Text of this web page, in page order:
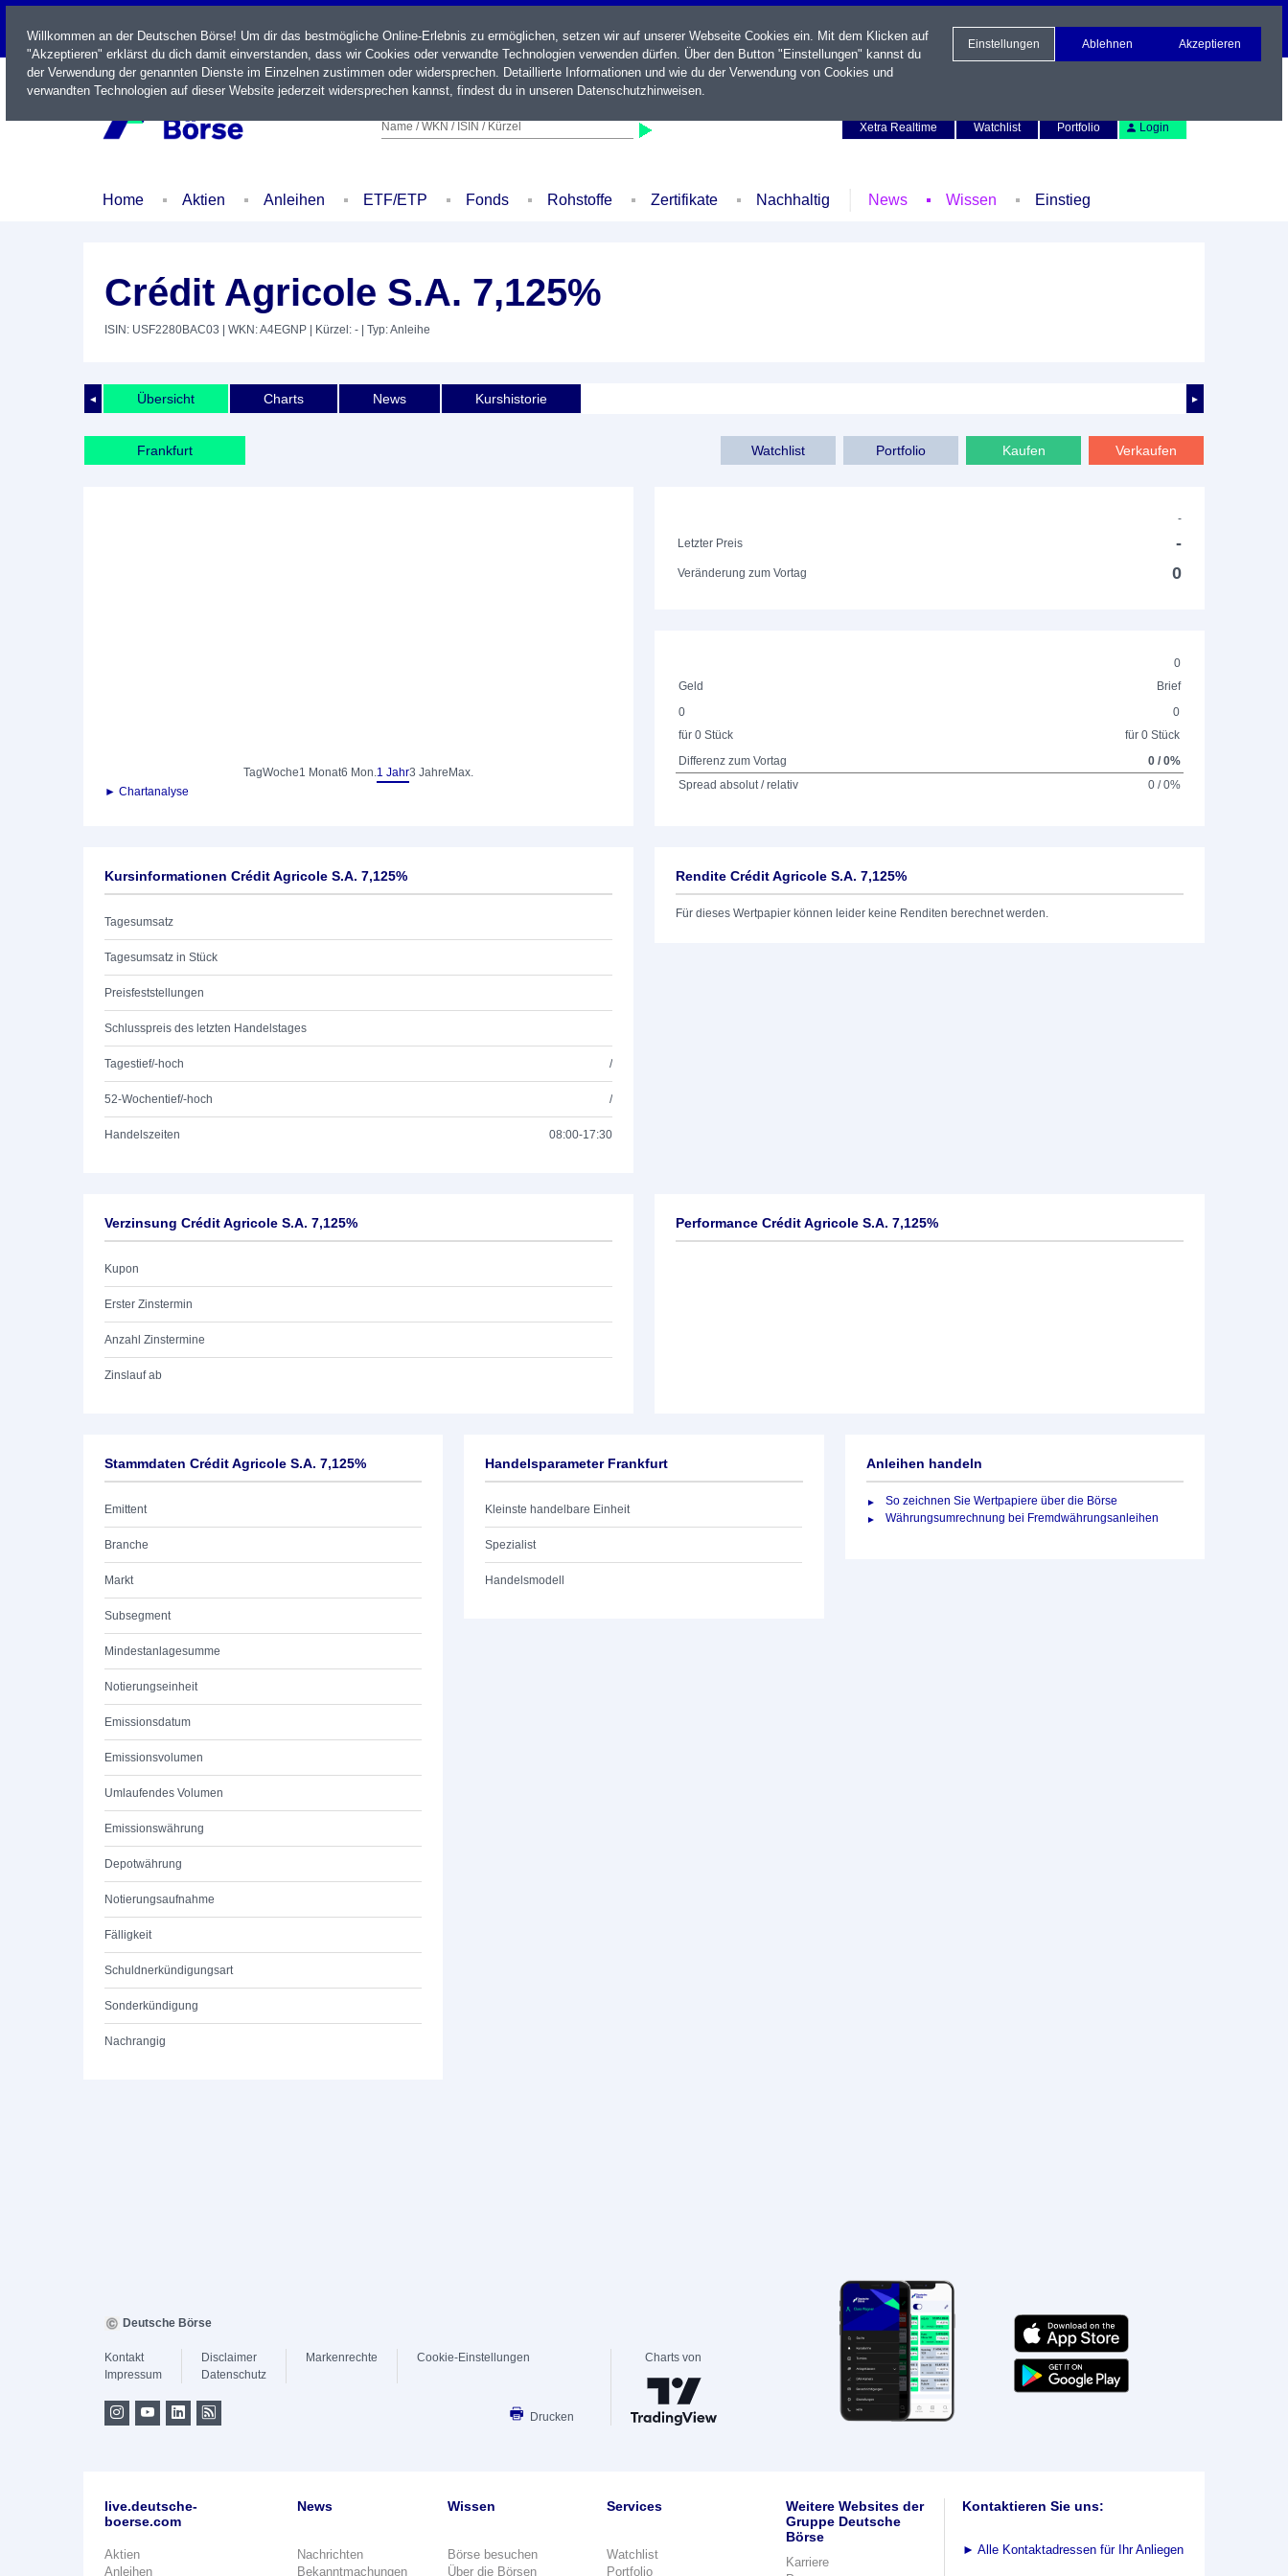
LIVE
Name / WKN / ISIN / Kürzel
Xetra Realtime
Watchlist Portfolio Login
Home Aktien Anleihen ETF/ETP Fonds Rohstoffe Zertifikate Nachhaltig News Wissen Einstieg
Crédit Agricole S.A. 7,125%
ISIN: USF2280BAC03 | WKN: A4EGNP | Kürzel: - | Typ: Anleihe
◄ ►
Übersicht Charts News Kurshistorie
Frankfurt Verkaufen
Kaufen
Portfolio
Watchlist
TagWoche1 Monat6 Mon.1 Jahr3 Jahre Max.
► Chartanalyse
-
Letzter Preis
-
Veränderung zum Vortag 0
0
Geld
Brief
0
für 0 Stück
0
für 0 Stück
Differenz zum Vortag
0 / 0%
Spread absolut / relativ
0 / 0%
Kursinformationen Crédit Agricole S.A. 7,125%
Tagesumsatz
Tagesumsatz in Stück
Preisfeststellungen
Schlusspreis des letzten Handelstages
Tagestief/-hoch /
52-Wochentief/-hoch /
Handelszeiten 08:00-17:30
Rendite Crédit Agricole S.A. 7,125%
Für dieses Wertpapier können leider keine Renditen berechnet werden.
Verzinsung Crédit Agricole S.A. 7,125%
Kupon
Erster Zinstermin
Anzahl Zinstermine
Zinslauf ab
Performance Crédit Agricole S.A. 7,125%
Stammdaten Crédit Agricole S.A. 7,125%
Emittent
Branche
Markt
Subsegment
Mindestanlagesumme
Notierungseinheit
Emissionsdatum
Emissionsvolumen
Umlaufendes Volumen
Emissionswährung
Depotwährung
Notierungsaufnahme
Fälligkeit
Schuldnerkündigungsart
Sonderkündigung
Nachrangig
Handelsparameter Frankfurt
Kleinste handelbare Einheit
Spezialist
Handelsmodell
Anleihen handeln
So zeichnen Sie Wertpapiere über die Börse
Währungsumrechnung bei Fremdwährungsanleihen
Willkommen an der Deutschen Börse! Um dir das bestmögliche Online-Erlebnis zu ermöglichen, setzen wir auf unserer Webseite Cookies ein. Mit dem Klicken auf
"Akzeptieren" erklärst du dich damit einverstanden, dass wir Cookies oder verwandte Technologien verwenden dürfen. Über den Button "Einstellungen" kannst du
der Verwendung der genannten Dienste im Einzelnen zustimmen oder widersprechen. Detaillierte Informationen und wie du der Verwendung von Cookies und
verwandten Technologien auf dieser Website jederzeit widersprechen kannst, findest du in unseren Datenschutzhinweisen.
Einstellungen Ablehnen Akzeptieren
Deutsche Börse
Kontakt
Impressum
Disclaimer
Datenschutz
Markenrechte Cookie-Einstellungen
Drucken
Charts von
live.deutsche-
boerse.com
Aktien
Anleihen
News
Nachrichten
Bekanntmachungen
Wissen
Börse besuchen
Über die Börsen
Services
Watchlist
Portfolio
Weitere Websites der
Gruppe Deutsche
Börse
Karriere
Kontaktieren Sie uns:
► Alle Kontaktadressen für Ihr Anliegen